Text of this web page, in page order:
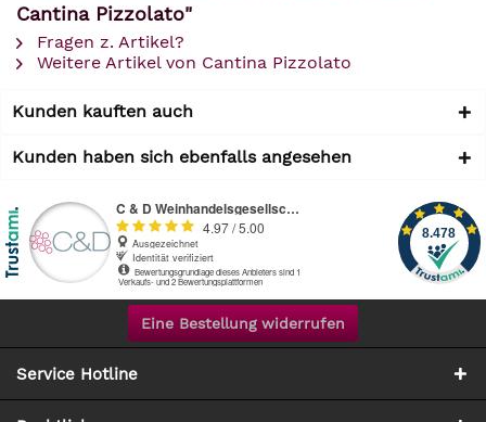
Cantina Pizzolato"
Fragen z. Artikel?
Weitere Artikel von Cantina Pizzolato
Kunden kauften auch
Kunden haben sich ebenfalls angesehen
Eine Bestellung widerrufen
Service Hotline